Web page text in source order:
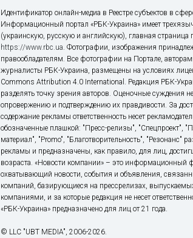
Идентификатор онлайн-медиа в Реестре субъектов в
Информационный портал «РБК-Украина» имеет
(украинскую, русскую и английскую), главная страница
https://www.rbc.ua. Фотографии, изображения
правообладателям. Все фотографии на Портале,
журналисты РБК-Украина, размещены на условиях
Commons Attribution 4.0 International. Редакция РБК-
разделять точку зрения авторов. Оценочные суждения
опровержению и подтверждению их правдивости. За
содержание рекламы ответственность несет
обозначенные плашкой: "Пресс-релизы", "Спецпроект",
материал", "Promo", "Благотворительность", "Резонанс"
рекламы и предназначены, как правило, для лиц,
возраста. «Новости компании» – это информационный
охватывающий новости, события и объявления,
компаний, базирующиеся на прессрелизах,
компаниями, и за которые редакция не несет
«РБК-Украина» предназначено для лиц от 21 года.
© LLC "UBT MEDIA", 2006-2026.